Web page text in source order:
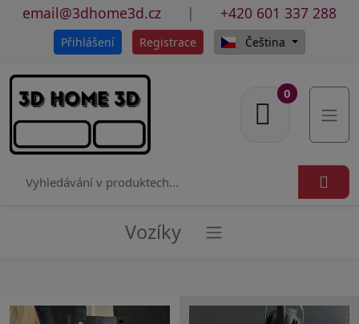
email@3dhome3d.cz | +420 601 337 288
Přihlášení Registrace Čeština
0
Vozíky